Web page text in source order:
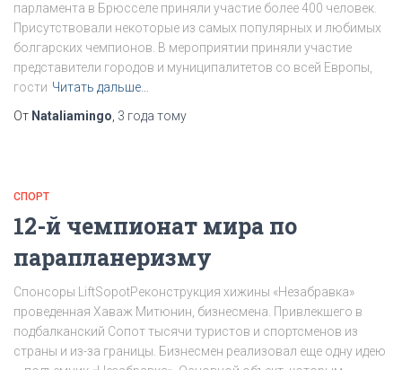
парламента в Брюсселе приняли участие более 400 человек.
Присутствовали некоторые из самых популярных и любимых
болгарских чемпионов. В мероприятии приняли участие
представители городов и муниципалитетов со всей Европы,
гости Читать дальше…
От Nataliamingo 3 года тому
СПОРТ
12-й чемпионат мира по
парапланеризму
Спонсоры LiftSopotРеконструкция хижины «Незабравка»
проведенная Хаваж Митюнин, бизнесмена. Привлекшего в
подбалканский Сопот тысячи туристов и спортсменов из
страны и из-за границы. Бизнесмен реализовал еще одну идею